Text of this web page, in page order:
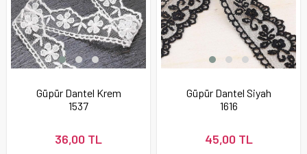
Güpür Dantel Krem
1537
36,00 TL
Güpür Dantel Siyah
1616
45,00 TL